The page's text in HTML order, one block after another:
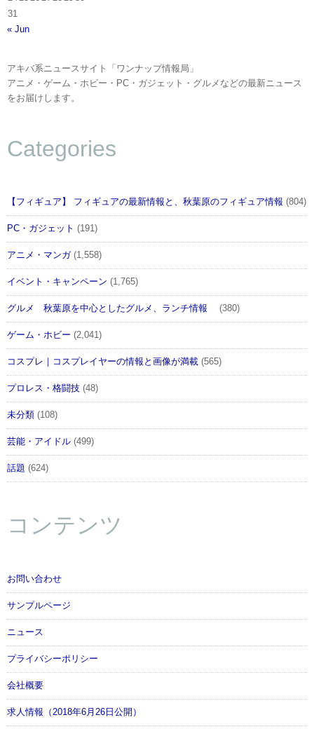
31
« Jun
アキバ系ニュースサイト「ワンナップ情報局」
アニメ・ゲーム・ホビー・PC・ガジェット・グルメなどの最新ニュース
をお届けします。
Categories
【フィギュア】 フィギュアの最新情報と、秋葉原のフィギュア情報 (804)
PC・ガジェット (191)
アニメ・マンガ(1,558)
イベント・キャンペーン (1,765)
グルメ 秋葉原を中心としたグルメ、ランチ情報 (380)
ゲーム・ホビー (2,041)
コスプレ｜コスプレイヤーの情報と画像が満載 (565)
プロレス・格闘技 (48)
未分類 (108)
芸能・アイドル (499)
話題 (624)
コンテンツ
お問い合わせ
サンプルページ
ニュース
プライバシーポリシー
会社概要
求人情報（2018年6月26日公開）